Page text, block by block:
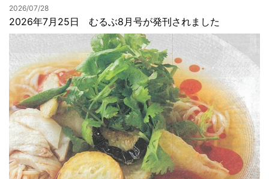
2026/07/28
2026年7月25日 むるぶ8月号が発刊されました